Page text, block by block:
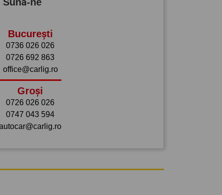
București
0736 026 026
0726 692 863
office@carlig.ro
Groși
0726 026 026
0747 043 594